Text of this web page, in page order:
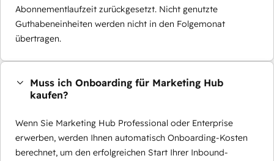
Abonnementlaufzeit zurückgesetzt. Nicht genutzte
Guthabeneinheiten werden nicht in den Folgemonat
übertragen.
Muss ich Onboarding für Marketing Hub
kaufen?
Wenn Sie Marketing Hub Professional oder Enterprise
erwerben, werden Ihnen automatisch Onboarding-Kosten
berechnet, um den erfolgreichen Start Ihrer Inbound-